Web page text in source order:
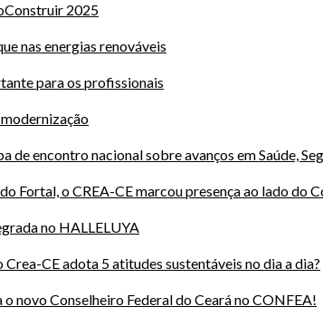
2025
nas energias renováveis
para os profissionais
de encontro nacional sobre avanços em Saúde,
Fortal, o CREA-CE marcou presença ao lado do
no HALLELUYA
Crea-CE adota 5 atitudes sustentáveis no dia a dia?
novo Conselheiro Federal do Ceará no CONFEA!